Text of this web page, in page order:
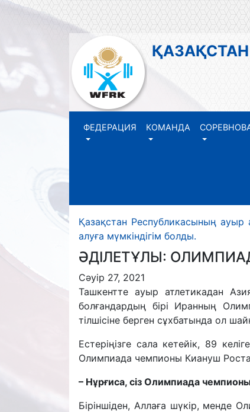
ФЕДЕРАЦИЯ КОМАНДА
Қазақстан Республикасының ауыр
алуға мүмкіндігім болды.
ӘДІЛЕТҰЛЫ:
Сәуір 27, 2021
Ташкентте ауыр атлетикадан
болғандардың бірі Иранның
тілшісіне берген сұхбатында ол
Естеріңізге сала кетейік, 89
Олимпиада чемпионы Киануш
– Нұрғиса, сіз Олимпиада
Біріншіден, Аллаға шүкір, менде